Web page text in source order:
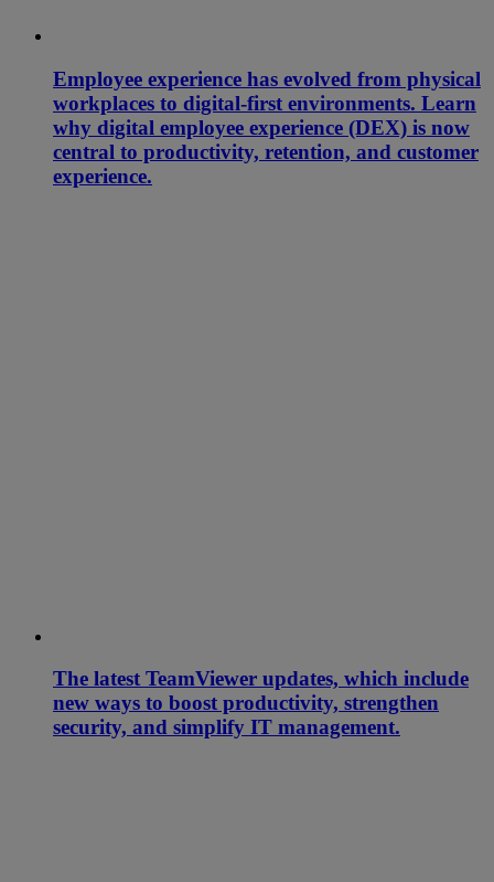
Employee experience has evolved from physical
workplaces to digital-first environments. Learn
why digital employee experience (DEX) is now
central to productivity, retention, and customer
experience.
The latest TeamViewer updates, which include
new ways to boost productivity, strengthen
security, and simplify IT management.